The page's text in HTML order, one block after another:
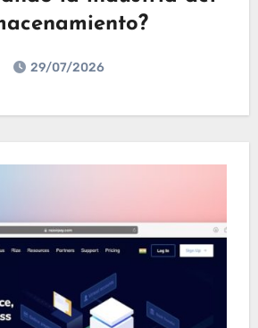
29/07/2026